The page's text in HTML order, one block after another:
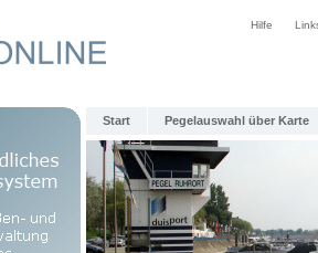
Hilfe
Start Pegelauswahl über Karte